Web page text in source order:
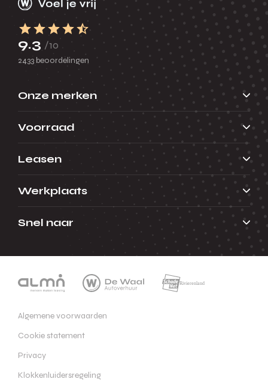
9.3 /10
2433 beoordelingen
Onze merken
Voorraad
Leasen
Werkplaats
Snel naar
Algemene voorwaarden
Cookie statement
Privacy
Klokkenluidersregeling